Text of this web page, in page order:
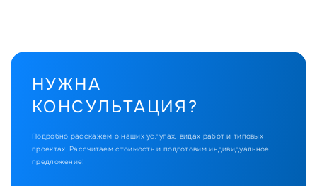
НУЖНА
КОНСУЛЬТАЦИЯ?
Подробно расскажем о наших услугах, видах работ и типовых
проектах. Рассчитаем стоимость и подготовим индивидуальное
предложение!